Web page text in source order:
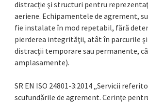
distracţie şi structuri pentru
aeriene. Echipamentele de agrement,
fie instalate în mod repetabil, fără
pierderea integrităţii, atât în parcurile
distracţii temporare sau permanente,
amplasamente).
SR EN ISO 24801-3:2014 „Servicii
scufundările de agrement. Cerinţe